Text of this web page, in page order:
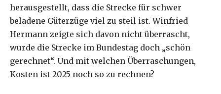
herausgestellt, dass die Strecke für schwer
beladene Güterzüge viel zu steil ist. Winfried
Hermann zeigte sich davon nicht überrascht,
wurde die Strecke im Bundestag doch „schön
gerechnet“. Und mit welchen Überraschungen,
Kosten ist 2025 noch so zu rechnen?